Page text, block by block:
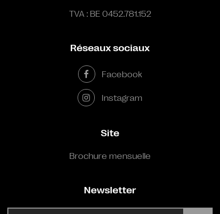
TVA : BE 0452.781.152
Réseaux sociaux
Facebook
Instagram
Site
Brochure mensuelle
Newsletter